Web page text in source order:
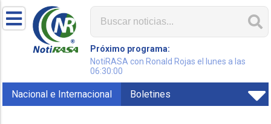
Próximo programa:
NotiRASA con Ronald Rojas el lunes a las
06:30:00
Nacional e Internacional Boletines